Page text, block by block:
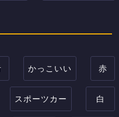
かっこいい 赤
スポーツカー 白